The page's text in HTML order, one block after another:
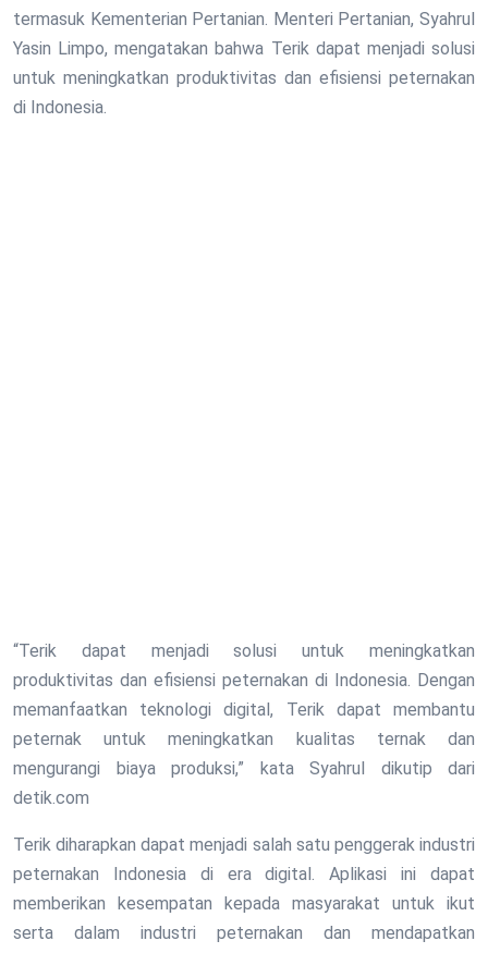
termasuk Kementerian Pertanian. Menteri Pertanian, Syahrul
Yasin Limpo, mengatakan bahwa Terik dapat menjadi solusi
untuk meningkatkan produktivitas dan efisiensi peternakan
di Indonesia.
“Terik dapat menjadi solusi untuk meningkatkan
produktivitas dan efisiensi peternakan di Indonesia. Dengan
memanfaatkan teknologi digital, Terik dapat membantu
peternak untuk meningkatkan kualitas ternak dan
mengurangi biaya produksi,” kata Syahrul dikutip dari
detik.com
Terik diharapkan dapat menjadi salah satu penggerak industri
peternakan Indonesia di era digital. Aplikasi ini dapat
memberikan kesempatan kepada masyarakat untuk ikut
serta dalam industri peternakan dan mendapatkan